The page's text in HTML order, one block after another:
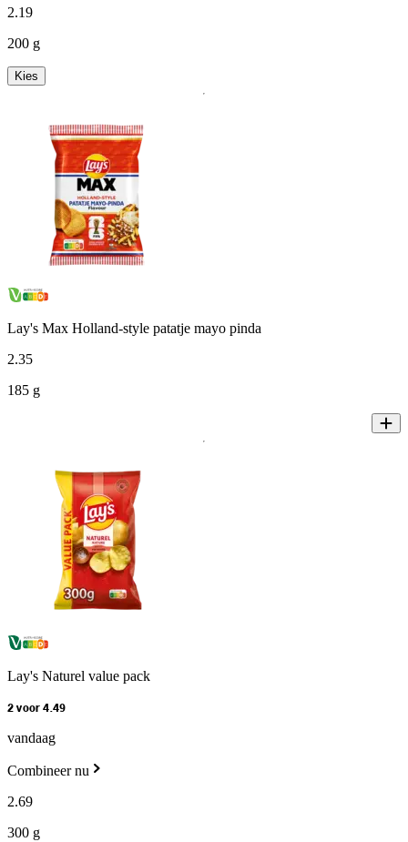
2.19
200 g
Kies
Lay's Max Holland-style patatje mayo pinda
2.35
185 g
Lay's Naturel value pack
2 voor 4.49
vandaag
Combineer nu
2.69
300 g